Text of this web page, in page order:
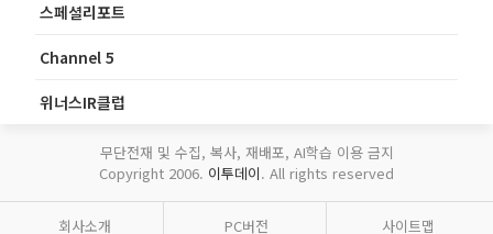
스페셜리포트
Channel 5
위너스IR클럽
무단전재 및 수집, 복사, 재배포, AI학습 이용 금지
Copyright 2006. 이투데이. All rights reserved
회사소개 PC버전 사이트맵